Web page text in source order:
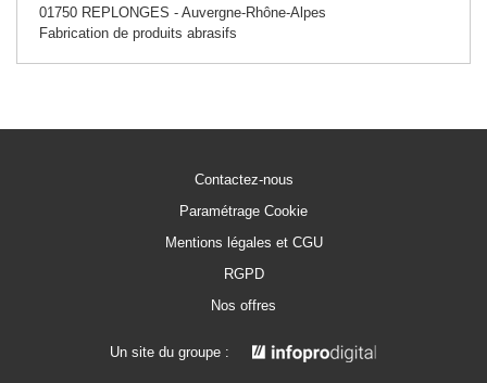
01750 REPLONGES - Auvergne-Rhône-Alpes
Fabrication de produits abrasifs
Contactez-nous
Paramétrage Cookie
Mentions légales et CGU
RGPD
Nos offres
Un site du groupe :